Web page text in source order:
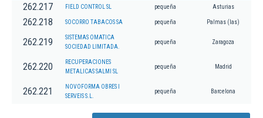
262.217 FIELD CONTROL SL pequeña Asturias
262.218 SOCORRO TABACOS SA pequeña Palmas (las)
262.219
SISTEMAS OMATICA
SOCIEDAD LIMITADA.
pequeña Zaragoza
262.220
RECUPERACIONES
METALICAS SALMI SL
pequeña Madrid
262.221
NOVOFORMA OBRES I
SERVEIS S.L.
pequeña Barcelona